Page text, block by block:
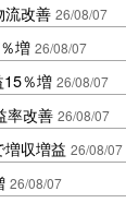
流改善 26/08/07
増 26/08/07
％増 26/08/07
率改善 26/08/07
収増益 26/08/07
26/08/07